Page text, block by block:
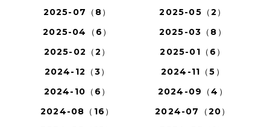
2025-07（8）
2025-05（2）
2025-04（6）
2025-03（8）
2025-02（2）
2025-01（6）
2024-12（3）
2024-11（5）
2024-10（6）
2024-09（4）
2024-08（16）
2024-07（20）